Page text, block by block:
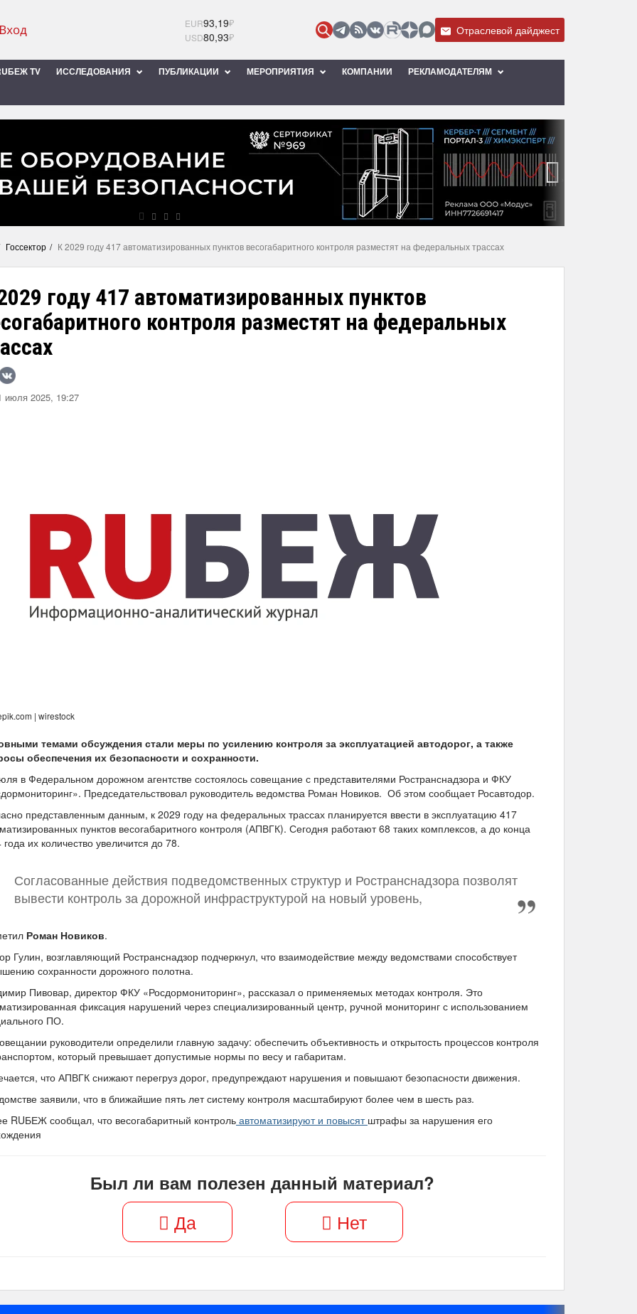
EUR93,19₽
USD80,93₽ Отраслевой дайджест
TV ИССЛЕДОВАНИЯ ПУБЛИКАЦИИ МЕРОПРИЯТИЯ КОМПАНИИ РЕКЛАМОДАТЕЛЯМ
Госсектор К 2029 году 417 автоматизированных пунктов весогабаритного контроля разместят на федеральных трассах
году 417 автоматизированных пунктов
контроля разместят на федеральных
июля 2025, 19:27
| wirestock
темами обсуждения стали меры по усилению контроля за эксплуатацией автодорог, а также
обеспечения их безопасности и сохранности.
в Федеральном дорожном агентстве состоялось совещание с представителями Ространснадзора и ФКУ
Председательствовал руководитель ведомства Роман Новиков. Об этом сообщает Росавтодор.
представленным данным, к 2029 году на федеральных трассах планируется ввести в эксплуатацию 417
пунктов весогабаритного контроля (АПВГК). Сегодня работают 68 таких комплексов, а до конца
их количество увеличится до 78.
Согласованные действия подведомственных структур и Ространснадзора позволят
вывести контроль за дорожной инфраструктурой на новый уровень,
Роман Новиков.
Гулин, возглавляющий Ространснадзор подчеркнул, что взаимодействие между ведомствами способствует
сохранности дорожного полотна.
Пивовар, директор ФКУ «Росдормониторинг», рассказал о применяемых методах контроля. Это
фиксация нарушений через специализированный центр, ручной мониторинг с использованием
ПО.
руководители определили главную задачу: обеспечить объективность и открытость процессов контроля
который превышает допустимые нормы по весу и габаритам.
что АПВГК снижают перегруз дорог, предупреждают нарушения и повышают безопасности движения.
заявили, что в ближайшие пять лет систему контроля масштабируют более чем в шесть раз.
RUБЕЖ сообщал, что весогабаритный контроль автоматизируют и повысят штрафы за нарушения его
Был ли вам полезен данный материал?
Да Нет